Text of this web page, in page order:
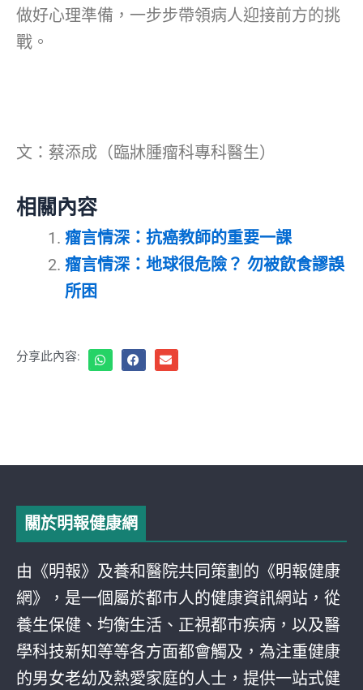
做好心理準備，一步步帶領病人迎接前方的挑
戰。
文：蔡添成（臨牀腫瘤科專科醫生）
相關內容
瘤言情深：抗癌教師的重要一課
瘤言情深：地球很危險？ 勿被飲食謬誤
所困
分享此內容:
關於明報健康網
由《明報》及養和醫院共同策劃的《明報健康
網》，是一個屬於都巿人的健康資訊網站，從
養生保健、均衡生活、正視都巿疾病，以及醫
學科技新知等等各方面都會觸及，為注重健康
的男女老幼及熱愛家庭的人士，提供一站式健